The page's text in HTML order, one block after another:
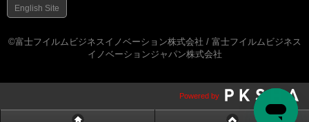
English Site
©富士フイルムビジネスイノベーション株式会社 / 富士フイルムビジネス
イノベーションジャパン株式会社
Powered by